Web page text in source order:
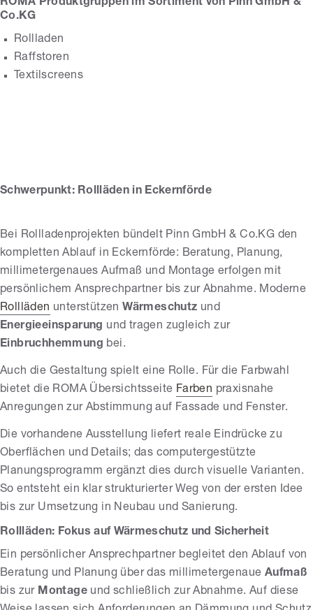
ROMA Produktgruppen im Sortiment von Pinn GmbH &
Co.KG
Rollladen
Raffstoren
Textilscreens
Schwerpunkt: Rollläden in Eckernförde
Bei Rollladenprojekten bündelt Pinn GmbH & Co.KG den
kompletten Ablauf in Eckernförde: Beratung, Planung,
millimetergenaues Aufmaß und Montage erfolgen mit
persönlichem Ansprechpartner bis zur Abnahme. Moderne
Rollläden unterstützen Wärmeschutz und
Energieeinsparung und tragen zugleich zur
Einbruchhemmung bei.
Auch die Gestaltung spielt eine Rolle. Für die Farbwahl
bietet die ROMA Übersichtsseite Farben praxisnahe
Anregungen zur Abstimmung auf Fassade und Fenster.
Die vorhandene Ausstellung liefert reale Eindrücke zu
Oberflächen und Details; das computergestützte
Planungsprogramm ergänzt dies durch visuelle Varianten.
So entsteht ein klar strukturierter Weg von der ersten Idee
bis zur Umsetzung in Neubau und Sanierung.
Rollläden: Fokus auf Wärmeschutz und Sicherheit
Ein persönlicher Ansprechpartner begleitet den Ablauf von
Beratung und Planung über das millimetergenaue Aufmaß
bis zur Montage und schließlich zur Abnahme. Auf diese